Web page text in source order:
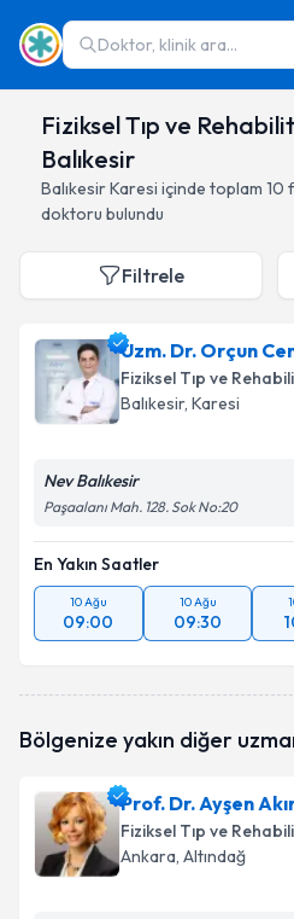
Doktor, klinik ara...
Fiziksel Tıp ve
Balıkesir
BalıkesirKaresi içinde toplam 10
doktoru bulundu
Filtrele
Uzm. Dr. Orçun
Fiziksel Tıp ve
Balıkesir, Karesi
Nev Balıkesir
Paşaalanı Mah. 128. Sok No:20
En Yakın Saatler
10 Ağu
09:00
10 Ağu
09:30
Bölgenize yakın diğer
Prof. Dr. Ayşen
Fiziksel Tıp ve
Ankara, Altındağ